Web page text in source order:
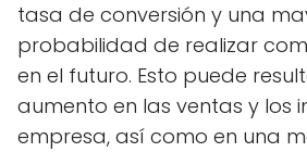
tasa de conversión y una
probabilidad de realizar
en el futuro. Esto puede
aumento en las ventas y los
empresa, así como en una